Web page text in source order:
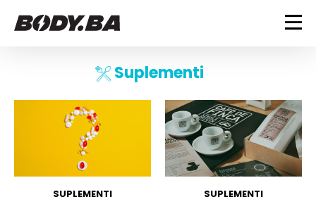
FITNESS
Mršanje
Discipline
Indoor & Outdoor
BODYBUILDING
Trening i vježbe
Takmičarski bodybuilding
Savjeti
Ostalo
ISHRANA
Dijete
Nutricionizam
Suplementi
SUPLEMENTI SUPLEMENTI